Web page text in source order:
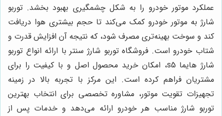
عملکرد موتور خودرو را به شکل چشمگیری بهبود بخشد. توربو
شارژ به موتور خودرو کمک می‌کند تا حجم بیشتری هوا دریافت
کند و سوخت بهینه‌تری مصرف شود، که نتیجه آن افزایش قدرت و
شتاب خودرو است. فروشگاه توربو شارژ سنتر با ارائه انواع توربو
شارژ هایما s5، امکان خرید محصول اصل و با کیفیت را برای
مشتریان فراهم کرده است. این مرکز با تجربه بالا در زمینه
تجهیزات تقویت موتور، مشاوره تخصصی برای انتخاب بهترین
توربو شارژ مناسب هر خودرو ارائه می‌دهد و خدمات پس از